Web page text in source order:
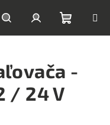
HľadaťPrihlásenie
košík
-
/ 24 V